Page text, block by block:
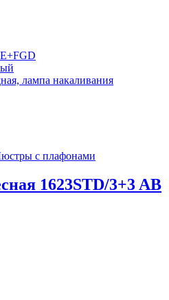
лампа накаливания
с плафонами
1623STD/3+3 AB